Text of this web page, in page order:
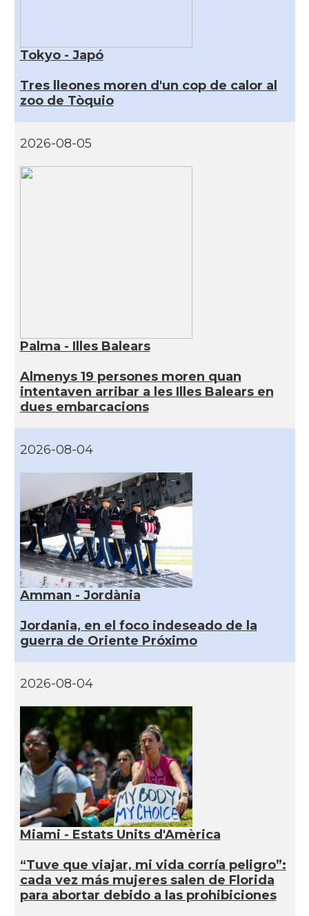
Tokyo - Japó
Tres lleones moren d'un cop de calor al
zoo de Tòquio
2026-08-05
Palma - Illes Balears
Almenys 19 persones moren quan
intentaven arribar a les Illes Balears en
dues embarcacions
2026-08-04
Amman - Jordània
Jordania, en el foco indeseado de la
guerra de Oriente Próximo
2026-08-04
Miami - Estats Units d'Amèrica
“Tuve que viajar, mi vida corría peligro”:
cada vez más mujeres salen de Florida
para abortar debido a las prohibiciones